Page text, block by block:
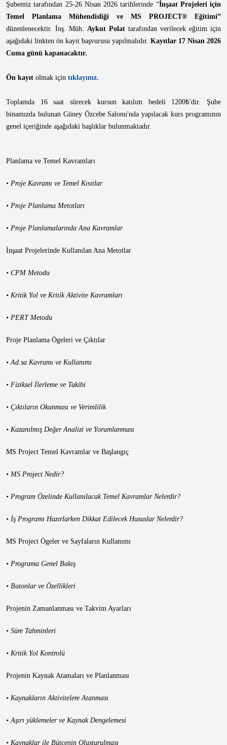
Şubemiz tarafından 25-26 Nisan 2026 tarihlerinde “İnşaat Projeleri için
Temel Planlama Mühendisliği ve MS PROJECT® Eğitimi”
düzenlenecektir. İnş. Müh. Aykut Polat tarafından verilecek eğitim için
aşağıdaki linkten ön kayıt başvurusu yapılmalıdır. Kayıtlar 17 Nisan 2026
Cuma günü kapanacaktır.
Ön kayıt olmak için tıklayınız.
Toplamda 16 saat sürecek kursun katılım bedeli 1200₺'dir. Şube
binamızda bulunan Güney Özcebe Salonu'nda yapılacak kurs programının
genel içeriğinde aşağıdaki başlıklar bulunmaktadır.
Planlama ve Temel Kavramları
• Proje Kavramı ve Temel Kısıtlar
• Proje Planlama Metotları
• Proje Planlamalarında Ana Kavramlar
İnşaat Projelerinde Kullanılan Ana Metotlar
• CPM Metodu
• Kritik Yol ve Kritik Aktivite Kavramları
• PERT Metodu
Proje Planlama Ögeleri ve Çıktılar
• Ad.sa Kavramı ve Kullanımı
• Fiziksel İlerleme ve Takibi
• Çıktıların Okunması ve Verimlilik
• Kazanılmış Değer Analizi ve Yorumlanması
MS Project Temel Kavramlar ve Başlangıç
• MS Project Nedir?
• Program Özelinde Kullanılacak Temel Kavramlar Nelerdir?
• İş Programı Hazırlarken Dikkat Edilecek Hususlar Nelerdir?
MS Project Ögeler ve Sayfaların Kullanımı
• Programa Genel Bakış
• Butonlar ve Özellikleri
Projenin Zamanlanması ve Takvim Ayarları
• Süre Tahminleri
• Kritik Yol Kontrolü
Projenin Kaynak Atamaları ve Planlanması
• Kaynakların Aktivitelere Atanması
• Aşırı yüklemeler ve Kaynak Dengelemesi
• Kaynaklar ile Bütçenin Oluşturulması